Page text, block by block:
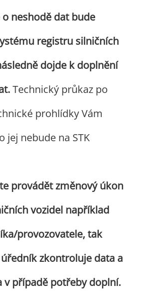
neshodě dat bude
registru silničních
dojde k doplnění
Technický průkaz po
prohlídky Vám
jej nebude na STK
provádět změnový úkon
vozidel například
provozovatele, tak
zkontroluje data a
v případě potřeby doplní.